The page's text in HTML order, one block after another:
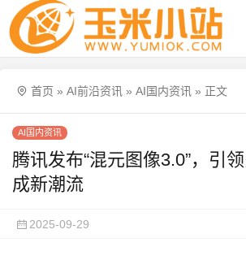
首页 » AI前沿资讯 » AI国内资讯 » 正文
AI国内资讯
腾讯发布“混元图像3.0”，引
成新潮流
2025-09-29